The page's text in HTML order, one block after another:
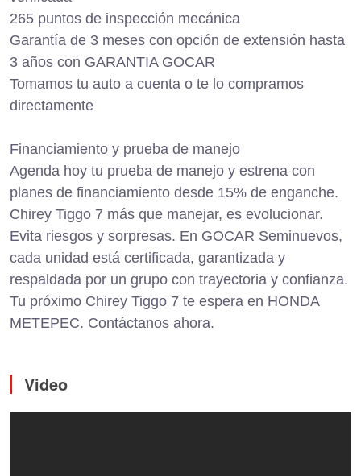
265 puntos de inspección mecánica
Garantía de 3 meses con opción de extensión hasta
3 años con GARANTIA GOCAR
Tomamos tu auto a cuenta o te lo compramos
directamente
Financiamiento y prueba de manejo
Agenda hoy tu prueba de manejo y estrena con
planes de financiamiento desde 15% de enganche.
Chirey Tiggo 7 más que manejar, es evolucionar.
Evita riesgos y sorpresas. En GOCAR Seminuevos,
cada unidad está certificada, garantizada y
respaldada por un grupo con trayectoria y confianza.
Tu próximo Chirey Tiggo 7 te espera en HONDA
METEPEC. Contáctanos ahora.
Video